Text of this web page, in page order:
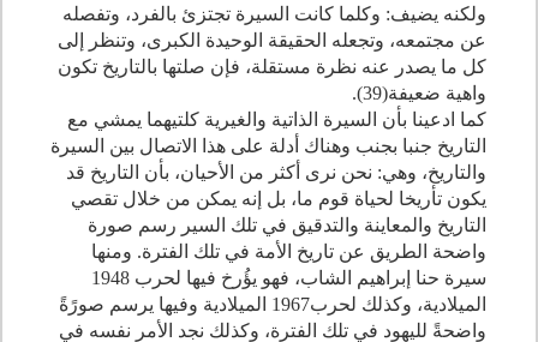
ولكنه يضيف: وكلما كانت السيرة تجتزئ بالفرد، وتفصله
عن مجتمعه، وتجعله الحقيقة الوحيدة الكبرى، وتنظر إلى
كل ما يصدر عنه نظرة مستقلة، فإن صلتها بالتاريخ تكون
واهية ضعيفة(39
).
كما ادعينا بأن السيرة الذاتية والغيرية كلتيهما يمشي مع
التاريخ جنبا بجنب وهناك أدلة على هذا الاتصال بين السيرة
والتاريخ، وهي: نحن نرى أكثر من الأحيان، بأن التاريخ قد
يكون تأريخا لحياة قوم ما، بل إنه يمكن من خلال تقصي
التاريخ والمعاينة والتدقيق في تلك السير رسم صورة
واضحة الطريق عن تاريخ الأمة في تلك الفترة. ومنها
سيرة حنا إبراهيم الشاب، فهو يؤُرخ فيها لحرب1948
الميلادية، وكذلك لحرب1967 الميلادية وفيها يرسم صورًةً
واضحةً لليهود في تلك الفترة، وكذلك نجد الأمر نفسه في